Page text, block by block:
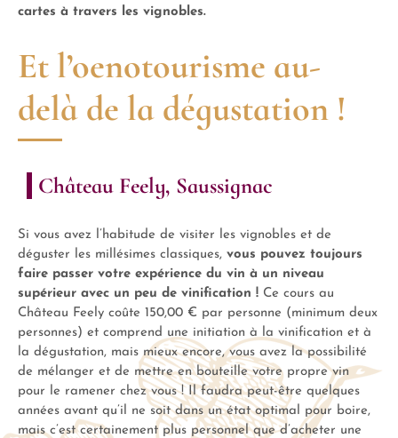
cartes à travers les vignobles.
Et l’oenotourisme au-
delà de la dégustation !
Château Feely, Saussignac
Si vous avez l’habitude de visiter les vignobles et de
déguster les millésimes classiques, vous pouvez toujours
faire passer votre expérience du vin à un niveau
supérieur avec un peu de vinification ! Ce cours au
Château Feely coûte 150,00 € par personne (minimum deux
personnes) et comprend une initiation à la vinification et à
la dégustation, mais mieux encore, vous avez la possibilité
de mélanger et de mettre en bouteille votre propre vin
pour le ramener chez vous ! Il faudra peut-être quelques
années avant qu’il ne soit dans un état optimal pour boire,
mais c’est certainement plus personnel que d’acheter une